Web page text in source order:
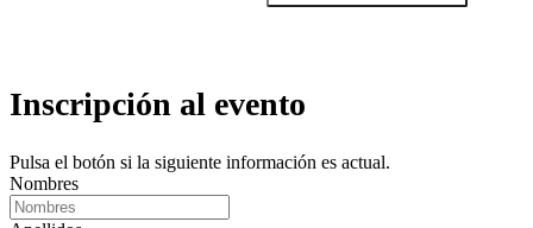
Inscripción al evento
Pulsa el botón si la siguiente información es actual.
Nombres